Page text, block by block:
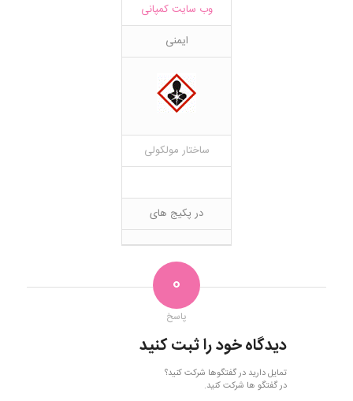
وب سایت کمپانی
ایمنی
ساختار مولکولی
در پکیج های
0
پاسخ
دیدگاه خود را ثبت کنید
تمایل دارید در گفتگوها شرکت کنید؟
در گفتگو ها شرکت کنید.